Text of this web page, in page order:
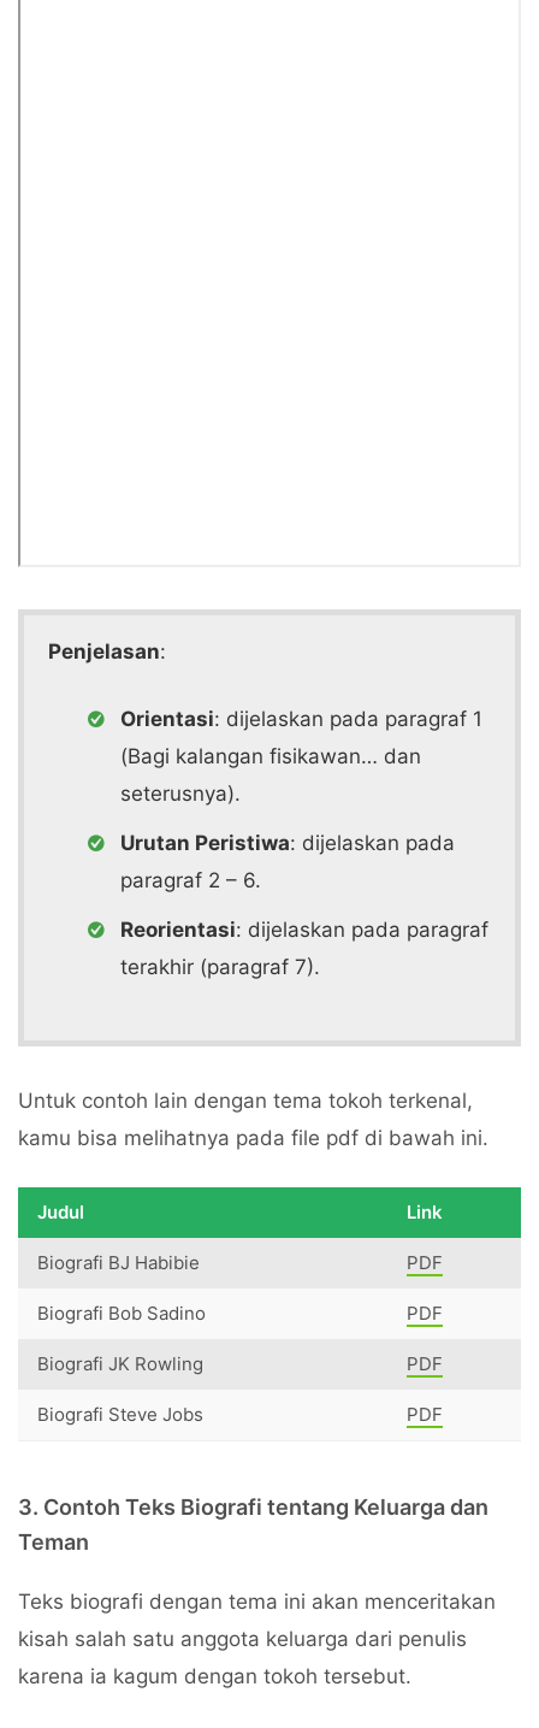
Penjelasan:
Orientasi: dijelaskan pada paragraf 1
(Bagi kalangan fisikawan… dan
seterusnya).
Urutan Peristiwa: dijelaskan pada
paragraf 2 – 6.
Reorientasi: dijelaskan pada paragraf
terakhir (paragraf 7).
Untuk contoh lain dengan tema tokoh terkenal,
kamu bisa melihatnya pada file pdf di bawah ini.
Judul Link
Biografi BJ Habibie PDF
Biografi Bob Sadino PDF
Biografi JK Rowling PDF
Biografi Steve Jobs PDF
3. Contoh Teks Biografi tentang Keluarga dan
Teman
Teks biografi dengan tema ini akan menceritakan
kisah salah satu anggota keluarga dari penulis
karena ia kagum dengan tokoh tersebut.